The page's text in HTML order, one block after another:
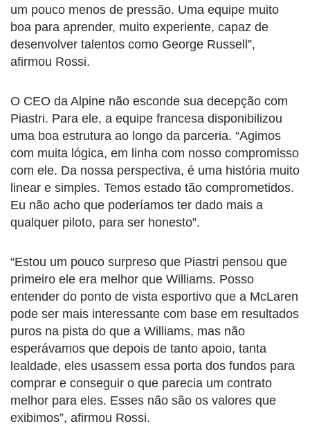
um pouco menos de pressão. Uma equipe muito
boa para aprender, muito experiente, capaz de
desenvolver talentos como George Russell”,
afirmou Rossi.
O CEO da Alpine não esconde sua decepção com
Piastri. Para ele, a equipe francesa disponibilizou
uma boa estrutura ao longo da parceria. “Agimos
com muita lógica, em linha com nosso compromisso
com ele. Da nossa perspectiva, é uma história muito
linear e simples. Temos estado tão comprometidos.
Eu não acho que poderíamos ter dado mais a
qualquer piloto, para ser honesto”.
“Estou um pouco surpreso que Piastri pensou que
primeiro ele era melhor que Williams. Posso
entender do ponto de vista esportivo que a McLaren
pode ser mais interessante com base em resultados
puros na pista do que a Williams, mas não
esperávamos que depois de tanto apoio, tanta
lealdade, eles usassem essa porta dos fundos para
comprar e conseguir o que parecia um contrato
melhor para eles. Esses não são os valores que
exibimos”, afirmou Rossi.